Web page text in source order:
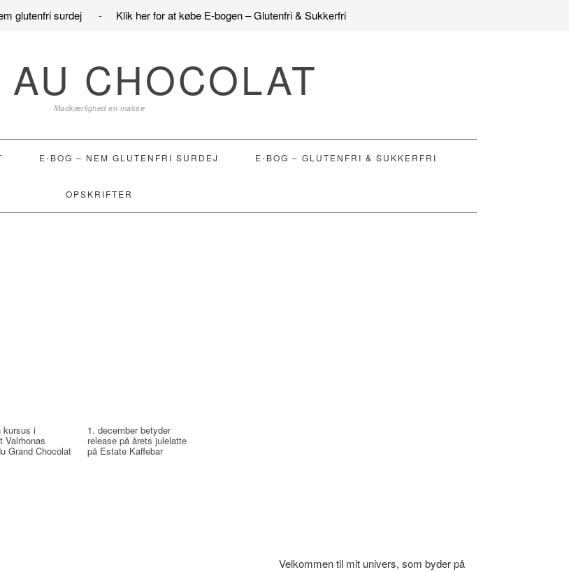
glutenfri surdej - Klik her for at købe E-bogen – Glutenfri & Sukkerfri
CHOCOLAT
Madkærlighed en masse
E-BOG – NEM GLUTENFRI SURDEJ E-BOG – GLUTENFRI & SUKKERFRI
OPSKRIFTER
kursus i
Valrhonas
Grand Chocolat
1. december betyder
release på årets julelatte
på Estate Kaffebar
Velkommen til mit univers, som byder på